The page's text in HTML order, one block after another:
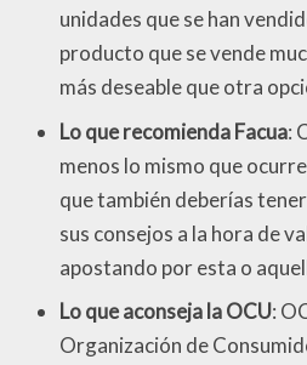
unidades que se han
producto que se vende
más deseable que otra
Lo que recomienda Facua:
menos lo mismo que
que también deberías
sus consejos a la hora de
apostando por esta o
Lo que aconseja la OCU:
Organización de